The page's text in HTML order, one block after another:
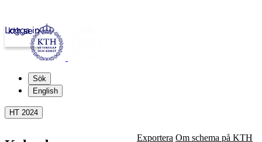
kth.se
Logga in
Sök
English
HT 2024
Exportera Om schema på KTH